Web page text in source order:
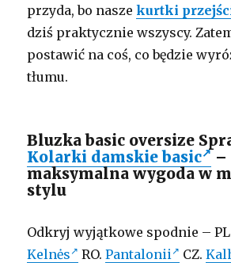
przyda, bo naszekurtki
dziś praktycznie wszyscy.
postawić na coś, co będzie
tłumu.
Bluzka basic oversize
Kolarki damskie basic
–
maksymalna wygoda w
stylu
Odkryj wyjątkowe spodnie –
Kelnės
RO.Pantalonii CZ.